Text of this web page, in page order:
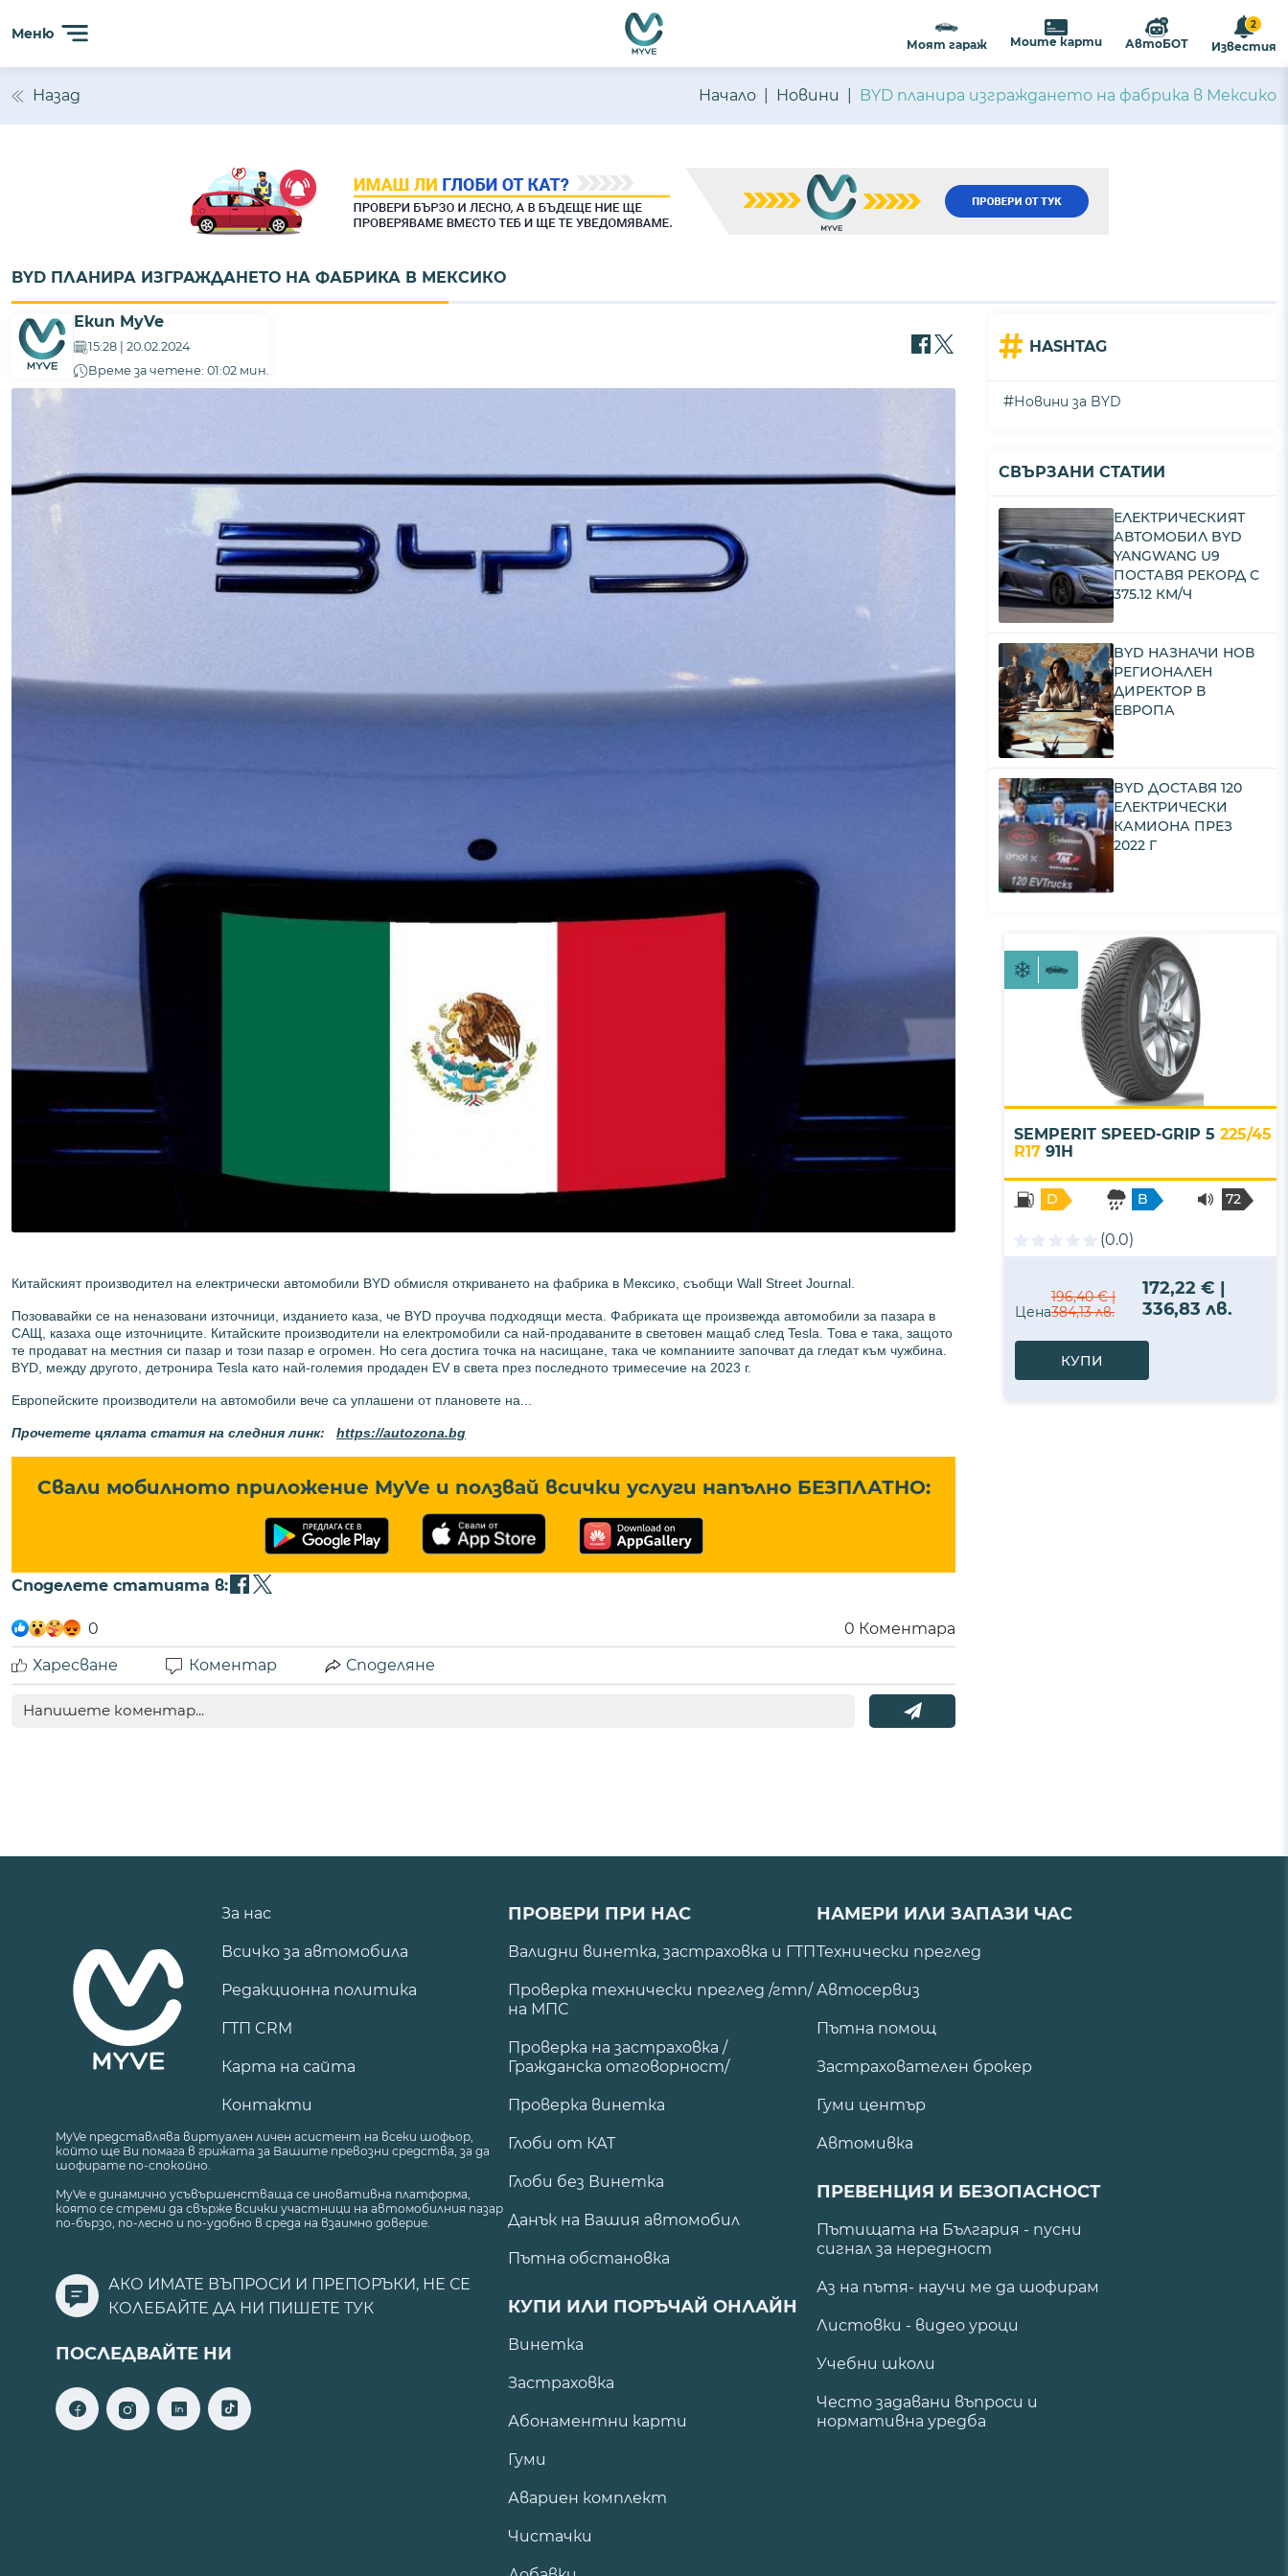
Меню
Моят гараж Моите карти АвтоБОТ
2
Известия
Назад Начало Новини BYD планира изграждането на фабрика в Мексико
BYD ПЛАНИРА ИЗГРАЖДАНЕТО НА ФАБРИКА В МЕКСИКО
Екип MyVe
15:28 | 20.02.2024
Време за четене: 01:02 мин.
Китайският производител на електрически автомобили BYD обмисля откриването на фабрика в Мексико, съобщи Wall Street Journal.
Позовавайки се на неназовани източници, изданието каза, че BYD проучва подходящи места. Фабриката ще произвежда автомобили за пазара в
САЩ, казаха още източниците. Китайските производители на електромобили са най-продаваните в световен мащаб след Tesla. Това е така, защото
те продават на местния си пазар и този пазар е огромен. Но сега достига точка на насищане, така че компаниите започват да гледат към чужбина.
BYD, между другото, детронира Tesla като най-големия продаден EV в света през последното тримесечие на 2023 г.
Европейските производители на автомобили вече са уплашени от плановете на...
Прочетете цялата статия на следния линк: https://autozona.bg
Свали мобилното приложение MyVe и ползвай всички услуги напълно БЕЗПЛАТНО:
Споделете статията в:
0 0 Коментара
Харесване
Коментар Споделяне
# HASHTAG
#Новини за BYD
СВЪРЗАНИ СТАТИИ
ЕЛЕКТРИЧЕСКИЯТ
АВТОМОБИЛ BYD
YANGWANG U9
ПОСТАВЯ РЕКОРД С
375.12 КМ/Ч
BYD НАЗНАЧИ НОВ
РЕГИОНАЛЕН
ДИРЕКТОР В
ЕВРОПА
BYD ДОСТАВЯ 120
ЕЛЕКТРИЧЕСКИ
КАМИОНА ПРЕЗ
2022 Г
SEMPERIT SPEED-GRIP 5 225/45
R17 91H
D B
72
(0.0)
Цена
196,40 € |
384,13 лв.
172,22 € |
336,83 лв.
КУПИ
За нас
Всичко за автомобила
Редакционна политика
ГТП CRM
Карта на сайта
Контакти
MyVe представлява виртуален личен асистент на всеки шофьор,
който ще Ви помага в грижата за Вашите превозни средства, за да
шофирате по-спокойно.
MyVe е динамично усъвършенстваща се иновативна платформа,
която се стреми да свърже всички участници на автомобилния пазар
по-бързо, по-лесно и по-удобно в среда на взаимно доверие.
АКО ИМАТЕ ВЪПРОСИ И ПРЕПОРЪКИ, НЕ СЕ
КОЛЕБАЙТЕ ДА НИ ПИШЕТЕ ТУК
ПОСЛЕДВАЙТЕ НИ
ПРОВЕРИ ПРИ НАС
Валидни винетка, застраховка и ГТП
Проверка технически преглед /гтп/
на МПС
Проверка на застраховка /
Гражданска отговорност/
Проверка винетка
Глоби от КАТ
Глоби без Винетка
Данък на Вашия автомобил
Пътна обстановка
КУПИ ИЛИ ПОРЪЧАЙ ОНЛАЙН
Винетка
Застраховка
Абонаментни карти
Гуми
Авариен комплект
Чистачки
НАМЕРИ ИЛИ ЗАПАЗИ ЧАС
Технически преглед
Автосервиз
Пътна помощ
Застрахователен брокер
Гуми център
Автомивка
ПРЕВЕНЦИЯ И БЕЗОПАСНОСТ
Пътищата на България - пусни
сигнал за нередност
Аз на пътя- научи ме да шофирам
Листовки - видео уроци
Учебни школи
Често задавани въпроси и
нормативна уредба